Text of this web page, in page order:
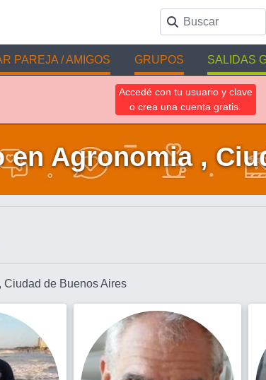
PAREJA / AMIGOS GRUPOS SALIDAS
Accedé con tu usuario y clave
o crea una cuenta gratis.
en Agronomia ,
Ciudad de Buenos Aires